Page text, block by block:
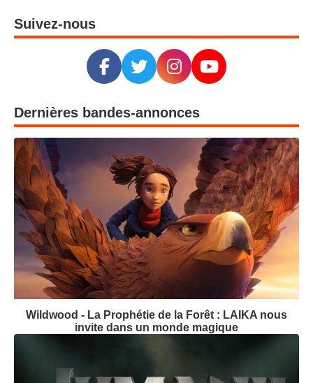
Suivez-nous
Dernières bandes-annonces
Wildwood - La Prophétie de la Forêt : LAIKA nous
invite dans un monde magique